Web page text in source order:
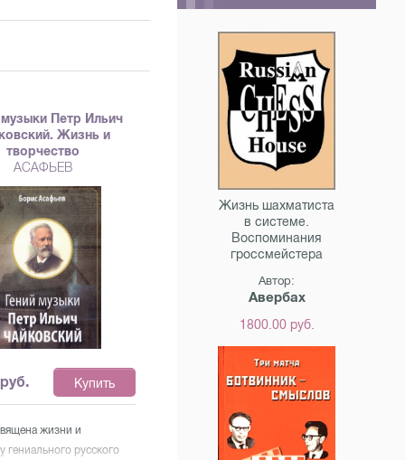
музыки Петр Ильич
Жизнь и
творчество
АСАФЬЕВ
руб. Купить
жизни и
гениального русского
Жизнь шахматиста
в системе.
Воспоминания
гроссмейстера
Автор:
Авербах
1800.00 руб.